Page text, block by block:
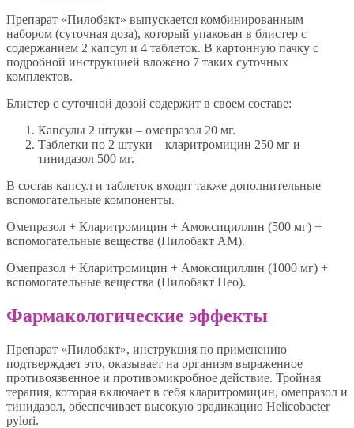
Препарат «Пилобакт» выпускается комбинированным
набором (суточная доза), который упакован в блистер с
содержанием 2 капсул и 4 таблеток. В картонную пачку с
подробной инструкцией вложено 7 таких суточных
комплектов.
Блистер с суточной дозой содержит в своем составе:
Капсулы 2 штуки – омепразол 20 мг.
Таблетки по 2 штуки – кларитромицин 250 мг и
тинидазол 500 мг.
В состав капсул и таблеток входят также дополнительные
вспомогательные компоненты.
Омепразол + Кларитромицин + Амоксициллин (500 мг) +
вспомогательные вещества (Пилобакт АМ).
Омепразол + Кларитромицин + Амоксициллин (1000 мг) +
вспомогательные вещества (Пилобакт Нео).
Фармакологические эффекты
Препарат «Пилобакт», инструкция по применению
подтверждает это, оказывает на организм выраженное
противоязвенное и противомикробное действие. Тройная
терапия, которая включает в себя кларитромицин, омепразол и
тинидазол, обеспечивает высокую эрадикацию Helicobacter
pylori.